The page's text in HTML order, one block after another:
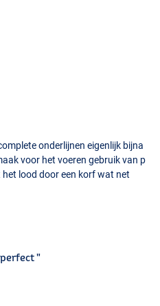
onderlijnen eigenlijk bijna
voor het voeren gebruik van p
lood door een korf wat net
"